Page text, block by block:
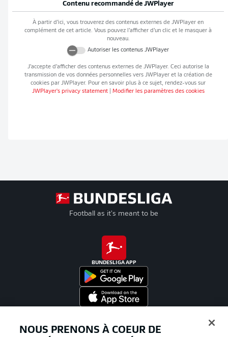
Contenu recommandé de JWPlayer
À partir d’ici, vous trouverez des contenus externes de JWPlayer en
complément de cet article. Vous pouvez l’afficher d’un clic et le masquer à
nouveau.
Autoriser les contenus JWPlayer
J’accepte d’afficher des contenus externes de JWPlayer. Ceci autorise la
transmission de vos données personnelles vers JWPlayeret la création de
cookies par JWPlayer. Pour en savoir plus à ce sujet, rendez-vous sur
JWPlayer's privacy statement| Modifier les paramètres des cookies
Football as it's meant to be
BUNDESLIGA APP
NOUS PRENONS À COEUR DE